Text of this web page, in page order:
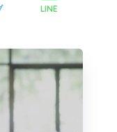
LINE